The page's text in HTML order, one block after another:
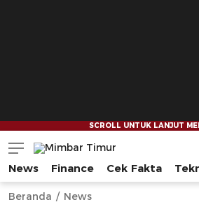
Mimbar Timur
Media Berjaringan Indonesia
News Finance Cek Fakta
Beranda News
--